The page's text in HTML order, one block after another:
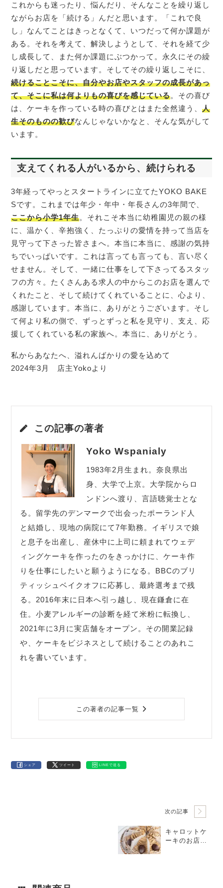
これからも迷ったり、悩んだり、そんなことを繰り返し
ながらお店を「続ける」んだと思います。「これで良
し」なんてことはきっとなくて、いつだって何か課題が
ある。それを考えて、解決しようとして、それを経て少
し成長して、また何か課題にぶつかって。永久にその繰
り返しだと思っています。そしてその繰り返しこそに、
続けることこそに、自分やお店やスタッフの成長があっ
て、そこに私は何よりもの喜びを感じている。その喜び
は、ケーキを作っている時の喜びとはまた全然違う、人
生そのものの歓びなんじゃないかなと、そんな気がして
います。
支えてくれる人がいるから、続けられる
3年経ってやっとスタートラインに立てたYOKO BAKE
Sです。これまでは年少・年中・年長さんの3年間で、
ここから小学1年生。それこそ本当に幼稚園児の親の様
に、温かく、辛抱強く、たっぷりの愛情を持って当店を
見守って下さった皆さまへ。本当に本当に、感謝の気持
ちでいっぱいです。これは言っても言っても、言い尽く
せません。そして、一緒に仕事をして下さってるスタッ
フの方々。たくさんある求人の中からこのお店を選んで
くれたこと、そして続けてくれていることに、心より、
感謝しています。本当に、ありがとうございます。そし
て何より私の側で、ずっとずっと私を見守り、支え、応
援してくれている私の家族へ。本当に、ありがとう。
私からあなたへ、溢れんばかりの愛を込めて
2024年3月 店主Yokoより
この記事の著者
Yoko Wspanialy
1983年2月生まれ。奈良県出
身、大学で上京。大学院からロ
ンドンへ渡り、言語聴覚士とな
る。留学先のデンマークで出会ったポーランド人
と結婚し、現地の病院にて7年勤務。イギリスで娘
と息子を出産し、産休中に上司に頼まれてウェデ
ィングケーキを作ったのをきっかけに、ケーキ作
りを仕事にしたいと願うようになる。BBCのブリ
ティッシュベイクオフに応募し、最終選考まで残
る。2016年末に日本へ引っ越し、現在鎌倉に在
住。小麦アレルギーの診断を経て米粉に転換し、
2021年に3月に実店舗をオープン。その開業記録
や、ケーキをビジネスとして続けることのあれこ
れを書いています。
この著者の記事一覧
シェア ツイート LINEで送る
次の記事
キャロットケ
ーキのお店「Y